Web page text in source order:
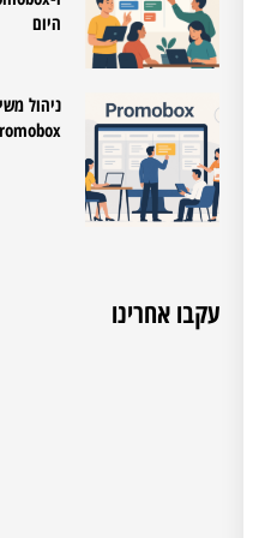
היום
ניהול
עקבו אחרינו